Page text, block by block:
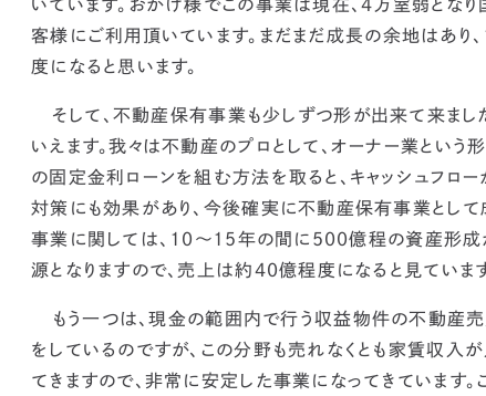
いています。 おかげ様でこの事業は現在、4万室弱となり
客様にご利用頂いています。 まだまだ成長の余地はあ
度になると思います。
そして、 不動産保有事業も少しずつ形が出来て来まし
いえます。我々は不動産のプロとして、オーナー業という
の固定金利ローンを組む方法を取ると、キャッシュフロ
対策にも効果があり、 今後確実に不動産保有事業として
事業に関しては、10〜15年の間に500億程の資産形成
源となりますので、売上は約40億程度になると見ています
もう一つは、現金の範囲内で行う収益物件の不動産売
をしているのですが、この分野も売れなくとも家賃収入
てきますので、非常に安定した事業になってきています。